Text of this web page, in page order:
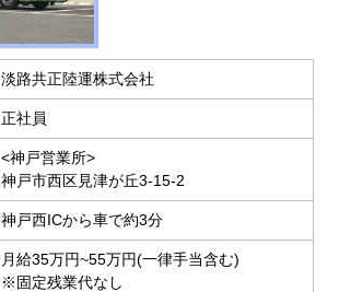
淡路共正陸運株式会社
正社員
<神戸営業所>
神戸市西区見津が丘3-15-2
神戸西ICから車で約3分
月給35万円~55万円(一律手当含む)
※固定残業代なし